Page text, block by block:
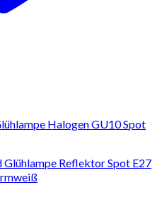
Halogen GU10 Spot